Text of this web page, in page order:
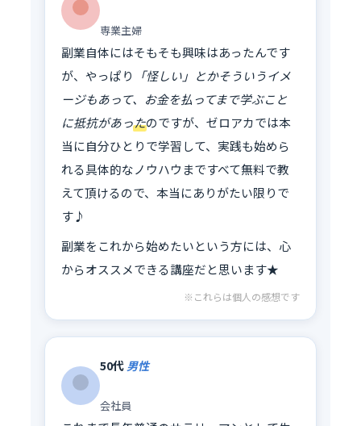
専業主婦
副業自体にはそもそも興味はあったんです
が、やっぱり
「怪しい」とかそういうイメ
ージもあって、お金を払ってまで学ぶこと
に抵抗があったのですが、ゼロアカでは本
当に自分ひとりで学習して、実践も始めら
れる具体的なノウハウまですべて無料で教
えて頂けるので、本当にありがたい限りで
す♪
副業をこれから始めたいという方には、心
からオススメできる講座だと思います★
※これらは個人の感想です
50代男性
会社員